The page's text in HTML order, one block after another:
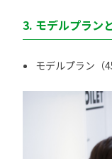
3. モデルプラン
モデルプラン（